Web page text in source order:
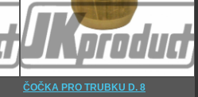
ČOČKA PRO TRUBKU D. 8